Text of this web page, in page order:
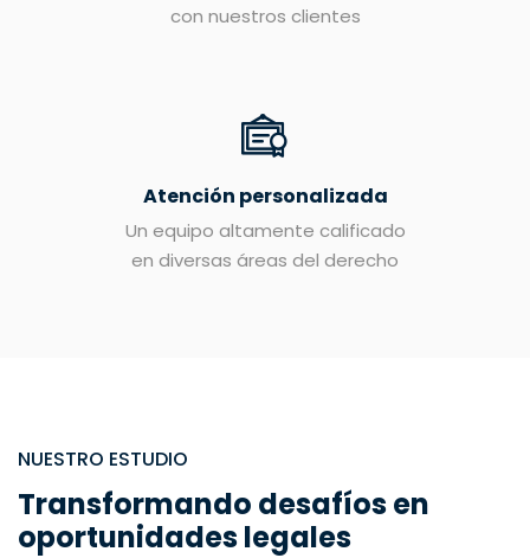
con nuestros clientes
Atención personalizada
Un equipo altamente calificado
en diversas áreas del derecho
NUESTRO ESTUDIO
Transformando desafíos en
oportunidades legales